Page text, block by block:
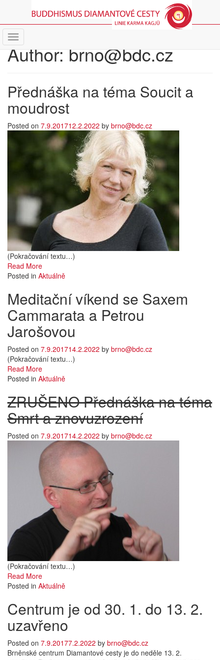
Author:brno@bdc.cz
Přednáška na téma Soucit a
moudrost
Posted on 7.9.201712.2.2022 by brno@bdc.cz
(Pokračování textu…)
Read More
Posted in Aktuálně
Meditační víkend se Saxem
Cammarata a Petrou
Jarošovou
Posted on 7.9.201714.2.2022 by brno@bdc.cz
(Pokračování textu…)
Read More
Posted in Aktuálně
ZRUŠENO Přednáška na téma
Smrt a znovuzrození
Posted on 7.9.201714.2.2022 by brno@bdc.cz
(Pokračování textu…)
Read More
Posted in Aktuálně
Centrum je od 30. 1. do 13. 2.
uzavřeno
Posted on 7.9.20177.2.2022 by brno@bdc.cz
Brněnské centrum Diamantové cesty je do neděle 13. 2.